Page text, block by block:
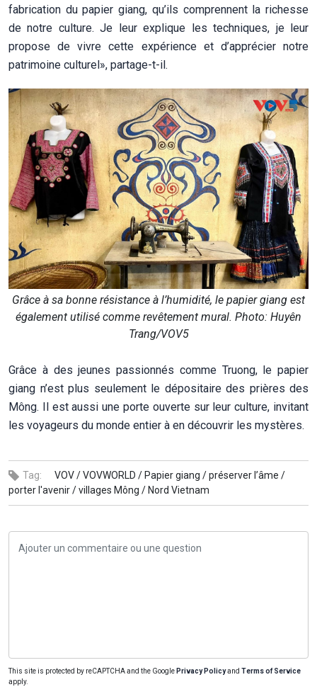
fabrication du papier giang, qu’ils comprennent la richesse
de notre culture. Je leur explique les techniques, je leur
propose de vivre cette expérience et d’apprécier notre
patrimoine culturel», partage-t-il.
Grâce à sa bonne résistance à l’humidité, le papier giang est
également utilisé comme revêtement mural. Photo: Huyên
Trang/VOV5
Grâce à des jeunes passionnés comme Truong, le papier
giang n’est plus seulement le dépositaire des prières des
Mông. Il est aussi une porte ouverte sur leur culture, invitant
les voyageurs du monde entier à en découvrir les mystères.
Tag: VOV /VOVWORLD / Papier giang /préserver l’âme /
porter l'avenir /villages Mông / Nord Vietnam
This site is protected by reCAPTCHA and the Google Privacy Policyand Terms of Service
apply.